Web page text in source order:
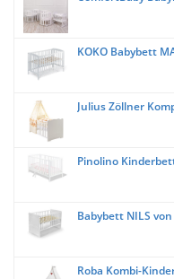
KOKO Babybett
Julius Zöllner
Pinolino
Babybett NILS
Roba Kombi-